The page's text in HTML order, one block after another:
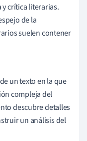
crítica literarias.
de la
suelen contener
un texto en la que
compleja del
descubre detalles
un análisis del